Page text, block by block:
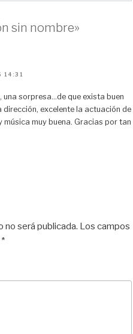
sin nombre»
14:31
una sorpresa…de que exista buen
dirección, excelente la actuación de
muy buena. Gracias por tan
no será publicada. Los campos
*